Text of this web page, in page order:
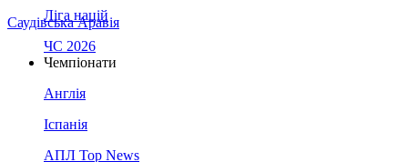
Саудівська Аравія
Ліга націй
ЧС 2026
Чемпіонати
Англія
Іспанія
АПЛ Top News